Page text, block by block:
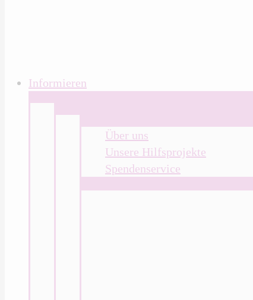
Informieren
Über uns
Unsere Hilfsprojekte
Spendenservice